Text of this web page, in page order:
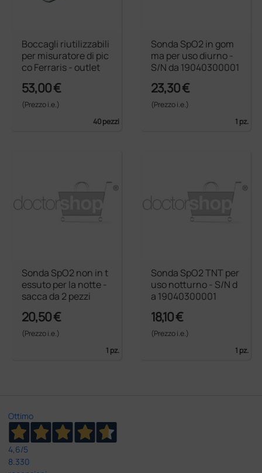
Boccagli riutilizzabili
per misuratore di pic
co Ferraris - outlet
53,00 €
(Prezzo i.e.)
40 pezzi
Sonda SpO2 in gom
ma per uso diurno -
S/N da 19040300001
23,30 €
(Prezzo i.e.)
1 pz.
Sonda SpO2 non in t
essuto per la notte -
sacca da 2 pezzi
20,50 €
(Prezzo i.e.)
1 pz.
Sonda SpO2 TNT per
uso notturno - S/N d
a 19040300001
18,10 €
(Prezzo i.e.)
1 pz.
Ottimo
4,6/5
8.330